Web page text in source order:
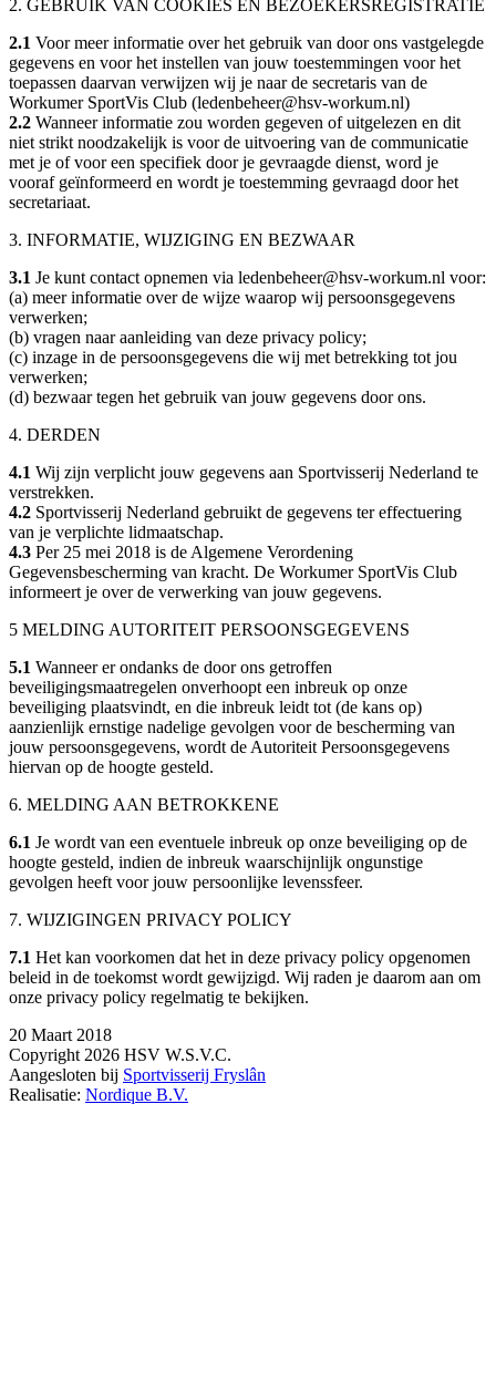
2. GEBRUIK VAN COOKIES EN BEZOEKERSREGISTRATIE
2.1 Voor meer informatie over het gebruik van door ons vastgelegde
gegevens en voor het instellen van jouw toestemmingen voor het
toepassen daarvan verwijzen wij je naar de secretaris van de
Workumer SportVis Club (ledenbeheer@hsv-workum.nl)
2.2 Wanneer informatie zou worden gegeven of uitgelezen en dit
niet strikt noodzakelijk is voor de uitvoering van de communicatie
met je of voor een specifiek door je gevraagde dienst, word je
vooraf geïnformeerd en wordt je toestemming gevraagd door het
secretariaat.
3. INFORMATIE, WIJZIGING EN BEZWAAR
3.1 Je kunt contact opnemen via ledenbeheer@hsv-workum.nl voor:
(a) meer informatie over de wijze waarop wij persoonsgegevens
verwerken;
(b) vragen naar aanleiding van deze privacy policy;
(c) inzage in de persoonsgegevens die wij met betrekking tot jou
verwerken;
(d) bezwaar tegen het gebruik van jouw gegevens door ons.
4. DERDEN
4.1 Wij zijn verplicht jouw gegevens aan Sportvisserij Nederland te
verstrekken.
4.2 Sportvisserij Nederland gebruikt de gegevens ter effectuering
van je verplichte lidmaatschap.
4.3 Per 25 mei 2018 is de Algemene Verordening
Gegevensbescherming van kracht. De Workumer SportVis Club
informeert je over de verwerking van jouw gegevens.
5 MELDING AUTORITEIT PERSOONSGEGEVENS
5.1 Wanneer er ondanks de door ons getroffen
beveiligingsmaatregelen onverhoopt een inbreuk op onze
beveiliging plaatsvindt, en die inbreuk leidt tot (de kans op)
aanzienlijk ernstige nadelige gevolgen voor de bescherming van
jouw persoonsgegevens, wordt de Autoriteit Persoonsgegevens
hiervan op de hoogte gesteld.
6. MELDING AAN BETROKKENE
6.1 Je wordt van een eventuele inbreuk op onze beveiliging op de
hoogte gesteld, indien de inbreuk waarschijnlijk ongunstige
gevolgen heeft voor jouw persoonlijke levenssfeer.
7. WIJZIGINGEN PRIVACY POLICY
7.1 Het kan voorkomen dat het in deze privacy policy opgenomen
beleid in de toekomst wordt gewijzigd. Wij raden je daarom aan om
onze privacy policy regelmatig te bekijken.
20 Maart 2018
Copyright 2026 HSV W.S.V.C.
Aangesloten bij Sportvisserij Fryslân
Realisatie: Nordique B.V.